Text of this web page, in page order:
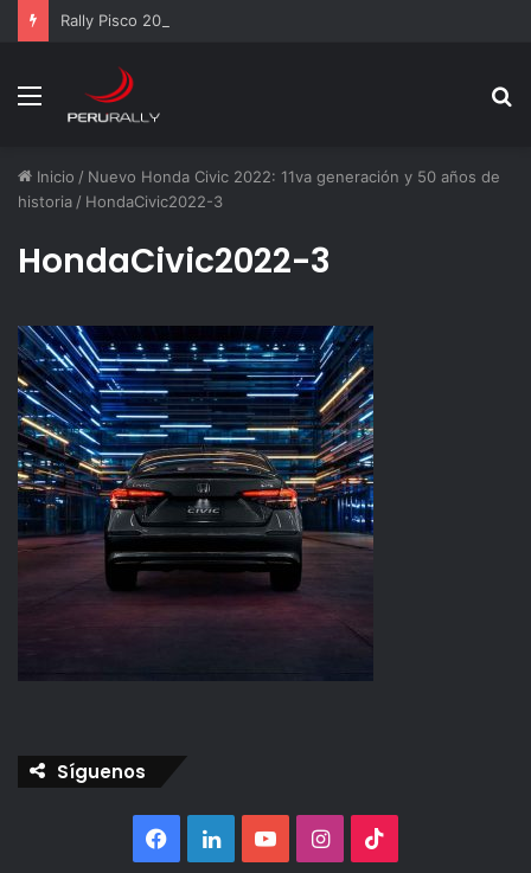
Rally Pisco 2026: todo listo para la gran final del RallyACP
Menú
Inicio / Nuevo Honda Civic 2022: 11va generación y 50 años de
historia / HondaCivic2022-3
HondaCivic2022-3
Síguenos
Facebook
LinkedInYouTubeInstagram